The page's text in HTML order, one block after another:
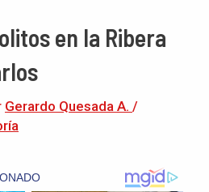
en la Ribera
Gerardo Quesada A. /